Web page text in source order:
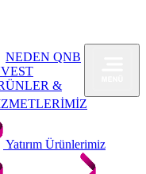
NEDEN QNB
&
Yatırım Ürünlerimiz